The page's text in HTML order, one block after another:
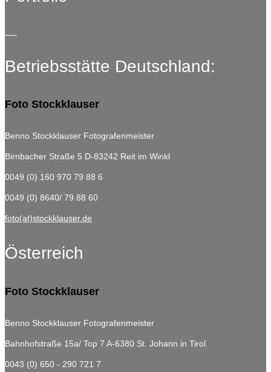
Betriebsstätte Deutschland:
Foto Stockklauser
Benno Stockklauser Fotografenmeister
Birnbacher Straße 5 D-83242 Reit im Winkl
0049 (0) 160 970 79 88 6
0049 (0) 8640/ 79 88 60
foto(at)stockklauser.de
Österreich
Foto Stockklauser
Benno Stockklauser Fotografenmeister
Bahnhofstraße 15a/ Top 7 A-6380 St. Johann in Tirol
0043 (0) 650 - 290 721 7